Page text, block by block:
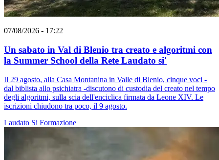
07/08/2026 - 17:22
Un sabato in Val di Blenio tra creato e algoritmi con
la Summer School della Rete Laudato si'
Il 29 agosto, alla Casa Montanina in Valle di Blenio, cinque voci -
dal biblista allo psichiatra -discutono di custodia del creato nel tempo
degli algoritmi, sulla scia dell'enciclica firmata da Leone XIV. Le
iscrizioni chiudono tra poco, il 9 agosto.
Laudato Si Formazione